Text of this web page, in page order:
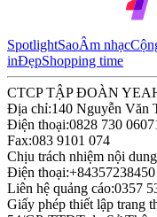
SpotlightSaoÂm nhạc
inĐẹpShopping time
CTCP TẬP ĐOÀN
Địa chỉ:140 Nguyễn Văn
Điện thoại:0828 730
Fax:083 9101 074
Chịu trách nhiệm nội
Điện thoại:
Liên hệ quảng cáo:0357
Giấy phép thiết lập trang